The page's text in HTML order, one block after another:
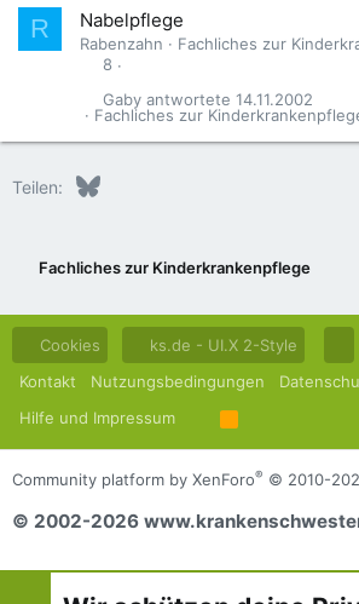
R Nabelpflege
Rabenzahn
Fachliches zur
8
Fachliches zur
14.11.2002
Gaby
Teilen: Bluesky
Fachliches zur Kinderkrankenpflege
Cookies ks.de - UI.X 2-Style
Kontakt
Nutzungsbedingungen
Hilfe und Impressum
R
S
S
Community platform by XenForo® © 2010-
© 2002-2026